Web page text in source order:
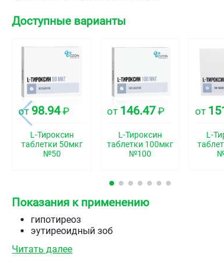
Доступные варианты
от 98.94₽
L-Тироксин
таблетки 50мкг
№50
от 146.47₽
L-Тироксин
таблетки 100мкг
№100
от
L-
Показания к применению
гипотиреоз
эутиреоидный зоб
профилактики рецидива зоба после
Читать далее